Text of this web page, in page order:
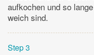
aufkochen und so
weich sind.
Step 3